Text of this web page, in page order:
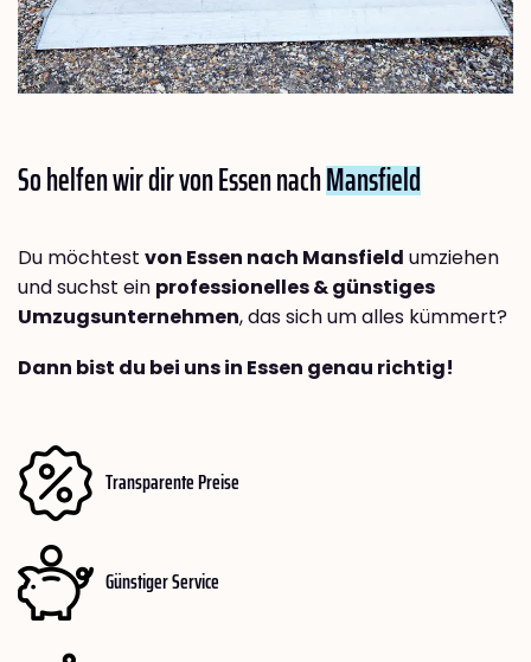
So helfen wir dir von Essen nachMansfield
Du möchtest von Essen nach Mansfield umziehen
und suchst ein professionelles & günstiges
Umzugsunternehmen, das sich um alles kümmert?
Dann bist du bei uns in Essen genau richtig!
Transparente Preise
Günstiger Service